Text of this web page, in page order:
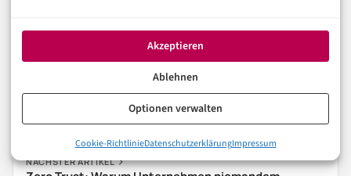
Akzeptieren
Ablehnen
Optionen verwalten
Cookie-RichtlinieDatenschutzerklärungImpressum
KI-Phishing: Warum selbst Experten auf gefälschte
NÄCHSTER ARTIKEL